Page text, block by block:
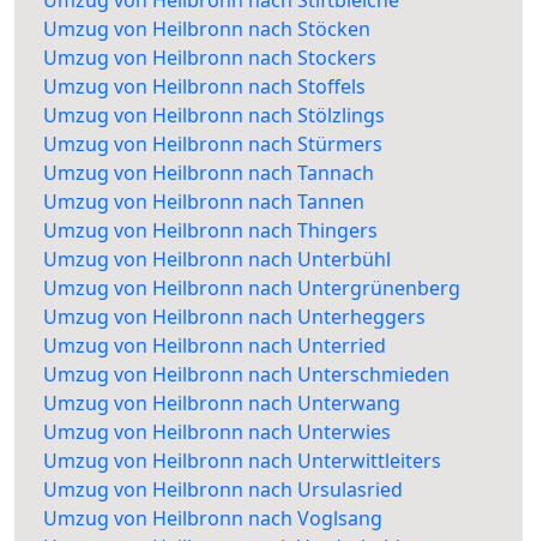
Umzug von Heilbronn nach Stöcken
Umzug von Heilbronn nach Stockers
Umzug von Heilbronn nach Stoffels
Umzug von Heilbronn nach Stölzlings
Umzug von Heilbronn nach Stürmers
Umzug von Heilbronn nach Tannach
Umzug von Heilbronn nach Tannen
Umzug von Heilbronn nach Thingers
Umzug von Heilbronn nach Unterbühl
Umzug von Heilbronn nach Untergrünenberg
Umzug von Heilbronn nach Unterheggers
Umzug von Heilbronn nach Unterried
Umzug von Heilbronn nach Unterschmieden
Umzug von Heilbronn nach Unterwang
Umzug von Heilbronn nach Unterwies
Umzug von Heilbronn nach Unterwittleiters
Umzug von Heilbronn nach Ursulasried
Umzug von Heilbronn nach Voglsang